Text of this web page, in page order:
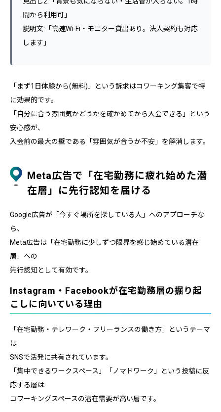
間から利用可」
説明文:「高速Wi-Fi・モニター貸出あり。法人契約も対応
します」
「まず1日体験から(無料)」という訴求はコワーキング集客で特
に効果的です。
「自分に合う雰囲気かどうかを確かめてから入会できる」という
安心感が、
入会前の最大の壁である「雰囲気が合うか不安」を解消します。
Meta広告で「在宅勤務に疲れ始めた潜
在層」に先行認知を届ける
Google広告が「今すぐ場所を探している人」へのアプローチな
ら、
Meta広告は「在宅勤務に少しずつ限界を感じ始めている潜在
層」への
先行認知として有効です。
Instagram・Facebookが在宅勤務層の掘り起
こしに向いている理由
「在宅勤務・テレワーク・フリーランスの働き方」というテーマ
は
SNSで活発に共有されています。
「集中できるワークスペース」「ノマドワーク」という投稿に反
応する層は
コワーキングスペースの潜在需要が高い層です。